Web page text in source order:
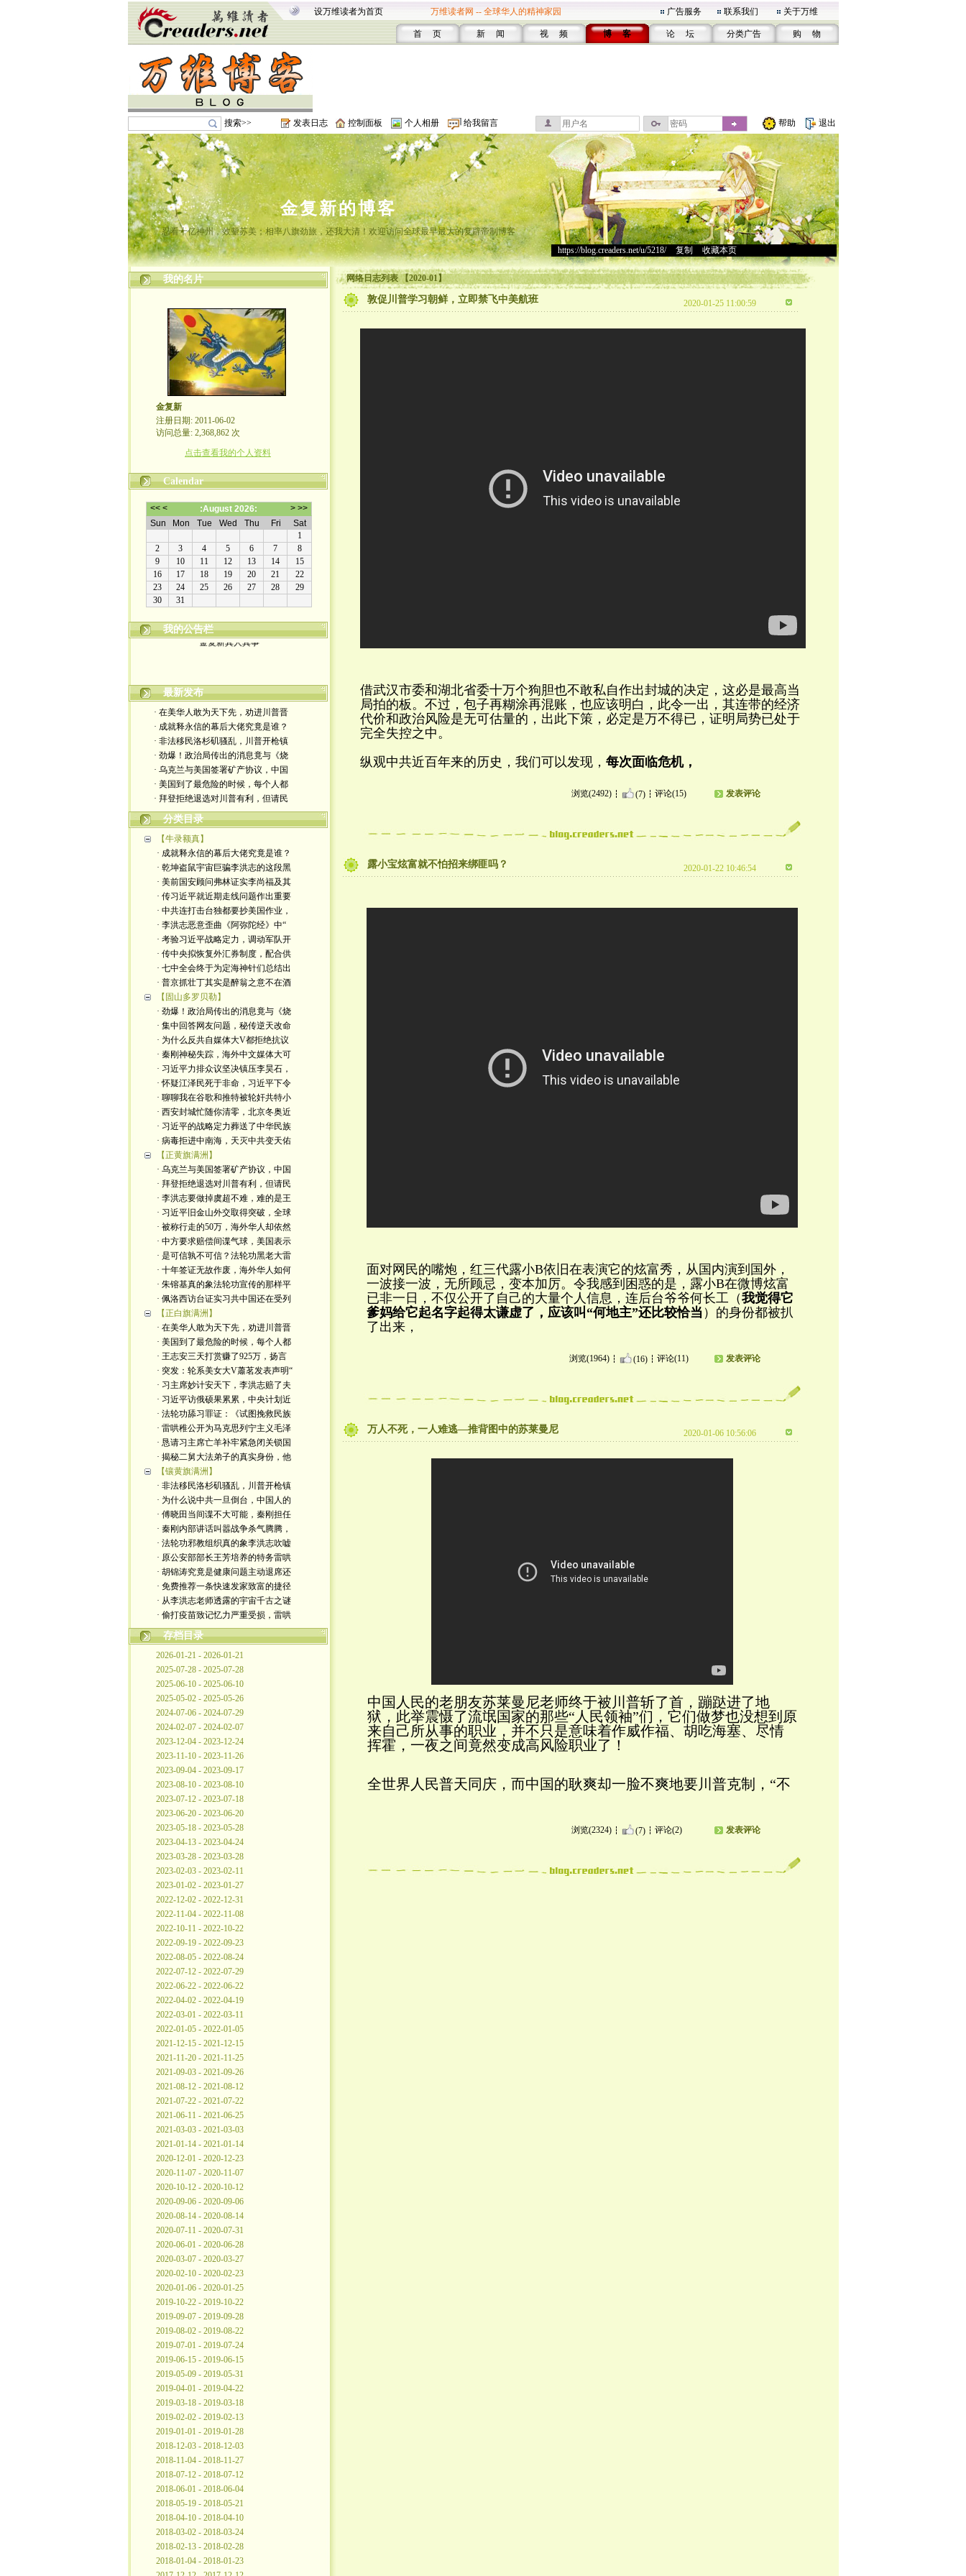
设万维读者为首页 万维读者网 -- 全球华人的精神家园 广告服务 联系我们 关于万维
首 页 新 闻 视 频 博 客 论 坛 分类广告 购 物
搜索>> 发表日志 控制面板 个人相册 给我留言 帮助 退出
金复新的博客
忍看十亿神州，效颦苏美；相率八旗劲旅，还我大清！欢迎访问全球最早最大的复辟帝制博客
https://blog.creaders.net/u/5218/> 复制 收藏本页
我的名片
金复新
注册日期: 2011-06-02
访问总量: 2,368,862 次
点击查看我的个人资料
Calendar
我的公告栏金复新其人其事
最新发布
· 在美华人敢为天下先，劝进川普晋
· 成就释永信的幕后大佬究竟是谁？
· 非法移民洛杉矶骚乱，川普开枪镇
· 劲爆！政治局传出的消息竟与《烧
· 乌克兰与美国签署矿产协议，中国
· 美国到了最危险的时候，每个人都
· 拜登拒绝退选对川普有利，但请民
分类目录
【牛录额真】
· 成就释永信的幕后大佬究竟是谁？
· 乾坤盗鼠宇宙巨骗李洪志的这段黑
· 美前国安顾问弗林证实李尚福及其
· 传习近平就近期走线问题作出重要
· 中共连打击台独都要抄美国作业，
· 李洪志恶意歪曲《阿弥陀经》中“
· 考验习近平战略定力，调动军队开
· 传中央拟恢复外汇券制度，配合供
· 七中全会终于为定海神针们总结出
· 普京抓壮丁其实是醉翁之意不在酒
【固山多罗贝勒】
· 劲爆！政治局传出的消息竟与《烧
· 集中回答网友问题，秘传逆天改命
· 为什么反共自媒体大V都拒绝抗议
· 秦刚神秘失踪，海外中文媒体大可
· 习近平力排众议坚决镇压李昊石，
· 怀疑江泽民死于非命，习近平下令
· 聊聊我在谷歌和推特被轮奸共特小
· 西安封城忙随你清零，北京冬奥近
· 习近平的战略定力葬送了中华民族
· 病毒拒进中南海，天灭中共变天佑
【正黄旗满洲】
· 乌克兰与美国签署矿产协议，中国
· 拜登拒绝退选对川普有利，但请民
· 李洪志要做掉虞超不难，难的是王
· 习近平旧金山外交取得突破，全球
· 被称行走的50万，海外华人却依然
· 中方要求赔偿间谍气球，美国表示
· 是可信孰不可信？法轮功黑老大雷
· 十年签证无故作废，海外华人如何
· 朱镕基真的象法轮功宣传的那样平
· 佩洛西访台证实习共中国还在受列
【正白旗满洲】
· 在美华人敢为天下先，劝进川普晋
· 美国到了最危险的时候，每个人都
· 王志安三天打赏赚了925万，扬言
· 突发：轮系美女大V蕭茗发表声明“
· 习主席妙计安天下，李洪志赔了夫
· 习近平访俄硕果累累，中央计划近
· 法轮功舔习罪证：《试图挽救民族
· 雷哄稚公开为马克思列宁主义毛泽
· 恳请习主席亡羊补牢紧急闭关锁国
· 揭秘二舅大法弟子的真实身份，他
【镶黄旗满洲】
· 非法移民洛杉矶骚乱，川普开枪镇
· 为什么说中共一旦倒台，中国人的
· 傅晓田当间谍不大可能，秦刚担任
· 秦刚内部讲话叫嚣战争杀气腾腾，
· 法轮功邪教组织真的象李洪志吹嘘
· 原公安部部长王芳培养的特务雷哄
· 胡锦涛究竟是健康问题主动退席还
· 免费推荐一条快速发家致富的捷径
· 从李洪志老师透露的宇宙千古之谜
· 偷打疫苗致记忆力严重受损，雷哄
存档目录
2026-01-21 - 2026-01-21
2025-07-28 - 2025-07-28
2025-06-10 - 2025-06-10
2025-05-02 - 2025-05-26
2024-07-06 - 2024-07-29
2024-02-07 - 2024-02-07
2023-12-04 - 2023-12-24
2023-11-10 - 2023-11-26
2023-09-04 - 2023-09-17
2023-08-10 - 2023-08-10
2023-07-12 - 2023-07-18
2023-06-20 - 2023-06-20
2023-05-18 - 2023-05-28
2023-04-13 - 2023-04-24
2023-03-28 - 2023-03-28
2023-02-03 - 2023-02-11
2023-01-02 - 2023-01-27
2022-12-02 - 2022-12-31
2022-11-04 - 2022-11-08
2022-10-11 - 2022-10-22
2022-09-19 - 2022-09-23
2022-08-05 - 2022-08-24
2022-07-12 - 2022-07-29
2022-06-22 - 2022-06-22
2022-04-02 - 2022-04-19
2022-03-01 - 2022-03-11
2022-01-05 - 2022-01-05
2021-12-15 - 2021-12-15
2021-11-20 - 2021-11-25
2021-09-03 - 2021-09-26
2021-08-12 - 2021-08-12
2021-07-22 - 2021-07-22
2021-06-11 - 2021-06-25
2021-03-03 - 2021-03-03
2021-01-14 - 2021-01-14
2020-12-01 - 2020-12-23
2020-11-07 - 2020-11-07
2020-10-12 - 2020-10-12
2020-09-06 - 2020-09-06
2020-08-14 - 2020-08-14
2020-07-11 - 2020-07-31
2020-06-01 - 2020-06-28
2020-03-07 - 2020-03-27
2020-02-10 - 2020-02-23
2020-01-06 - 2020-01-25
2019-10-22 - 2019-10-22
2019-09-07 - 2019-09-28
2019-08-02 - 2019-08-22
2019-07-01 - 2019-07-24
2019-06-15 - 2019-06-15
2019-05-09 - 2019-05-31
2019-04-01 - 2019-04-22
2019-03-18 - 2019-03-18
2019-02-02 - 2019-02-13
2019-01-01 - 2019-01-28
2018-12-03 - 2018-12-03
2018-11-04 - 2018-11-27
2018-07-12 - 2018-07-12
2018-06-01 - 2018-06-04
2018-05-19 - 2018-05-21
2018-04-10 - 2018-04-10
2018-03-02 - 2018-03-24
2018-02-13 - 2018-02-28
2018-01-04 - 2018-01-23
网络日志列表 【2020-01】
敦促川普学习朝鲜，立即禁飞中美航班 2020-01-25 11:00:59
借武汉市委和湖北省委十万个狗胆也不敢私自作出封城的决定，这必是最高当
局拍的板。不过，包子再糊涂再混账，也应该明白，此令一出，其连带的经济
代价和政治风险是无可估量的，出此下策，必定是万不得已，证明局势已处于
完全失控之中。
纵观中共近百年来的历史，我们可以发现， 每次面临危机，
浏览(2492) (7) 评论(15) 发表评论
露小宝炫富就不怕招来绑匪吗？ 2020-01-22 10:46:54
面对网民的嘴炮，红三代露小B依旧在表演它的炫富秀，从国内演到国外，
一波接一波，无所顾忌，变本加厉。令我感到困惑的是，露小B在微博炫富
已非一日，不仅公开了自己的大量个人信息，连后台爷爷何长工（我觉得它
爹妈给它起名字起得太谦虚了，应该叫“何地主”还比较恰当 ）的身份都被扒
了出来，
浏览(1964) (16) 评论(11) 发表评论
万人不死，一人难逃—推背图中的苏莱曼尼 2020-01-06 10:56:06
中国人民的老朋友苏莱曼尼老师终于被川普斩了首，蹦跶进了地
狱，此举震慑了流氓国家的那些“人民领袖”们，它们做梦也没想到原
来自己所从事的职业，并不只是意味着作威作福、胡吃海塞、尽情
挥霍，一夜之间竟然变成高风险职业了！
全世界人民普天同庆，而中国的耿爽却一脸不爽地要川普克制，“不
浏览(2324) (7) 评论(2) 发表评论